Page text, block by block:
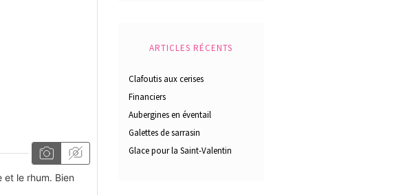
le rhum. Bien
ARTICLES RÉCENTS
Clafoutis aux cerises
Financiers
Aubergines en éventail
Galettes de sarrasin
Glace pour la Saint-Valentin